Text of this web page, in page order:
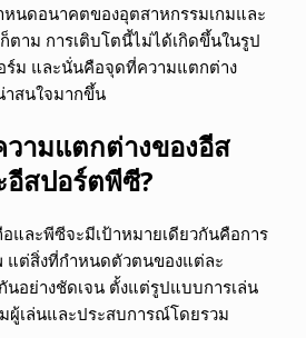
นดอนาคตของอุตสาหกรรมเกมและ
ตาม การเติบโตนี้ไม่ได้เกิดขึ้นในรูป
ม และนั่นคือจุดที่ความแตกต่าง
าสนใจมากขึ้น
ามแตกต่างของอีส
สปอร์ตพีซี?
และพีซีจะมีเป้าหมายเดียวกันคือการ
แต่สิ่งที่กำหนดตัวตนของแต่ละ
อย่างชัดเจน ตั้งแต่รูปแบบการเล่น
เล่นและประสบการณ์โดยรวม